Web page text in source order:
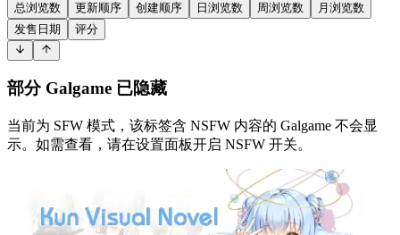
总浏览数
更新顺序 创建顺序 日浏览数 周浏览数
月浏览数
发售日期
评分
部分 Galgame 已隐藏
当前为 SFW 模式，该标签含 NSFW 内容的 Galgame 不会显
示。如需查看，请在设置面板开启 NSFW 开关。